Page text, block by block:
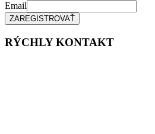
Email
RÝCHLY KONTAKT